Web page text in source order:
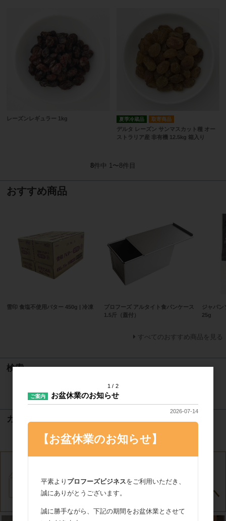
レーズンレギュラー 1kg 夏季冷蔵品 取寄商品
デルタ レーズン サンマスカット種 オー
ストラリア産 非有機 12.5kg 箱入り
8件中 1〜8件目
おすすめ商品
雪印 食塩不使用バター 450g | 冷凍
プロフーズ アルタイト食パンケース
1.5斤（蓋付）
ジャパン
25g
すべてのおすすめ商品を見る
検索
カート
カートは空です
1 2
ご案内 お盆休業のお知らせ
2026-07-14
【お盆休業のお知らせ】
平素より プロフーズビジネスをご利用いただき、
誠にありがとうございます。
誠に勝手ながら、下記の期間をお盆休業とさせて